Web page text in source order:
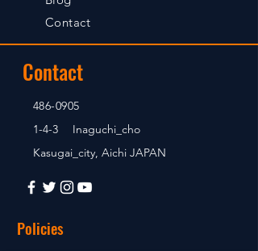
Contact
Contact
486-0905
1-4-3 Inaguchi_cho
Kasugai_city, Aichi JAPAN
Policies